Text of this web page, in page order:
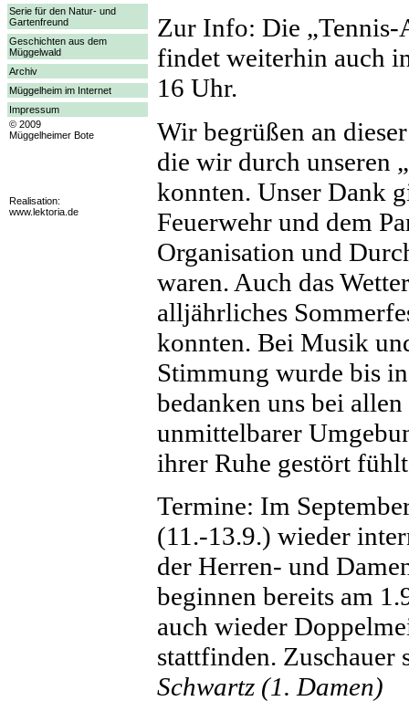
Serie für den Natur- und
Gartenfreund
Geschichten aus dem
Müggelwald
Archiv
Müggelheim im Internet
Impressum
© 2009
Müggelheimer Bote
Realisation:
www.lektoria.de
Zur Info: Die „Tennis-
findet weiterhin auch
16 Uhr.
Wir begrüßen an
die wir durch unseren
konnten. Unser Dank
Feuerwehr und dem
Organisation und
waren. Auch das
alljährliches
konnten. Bei Musik
Stimmung wurde bis
bedanken uns bei
unmittelbarer
ihrer Ruhe gestört
Termine: Im
(11.-13.9.) wieder
der Herren- und
beginnen bereits am
auch wieder
stattfinden.
Schwartz (1. Damen)